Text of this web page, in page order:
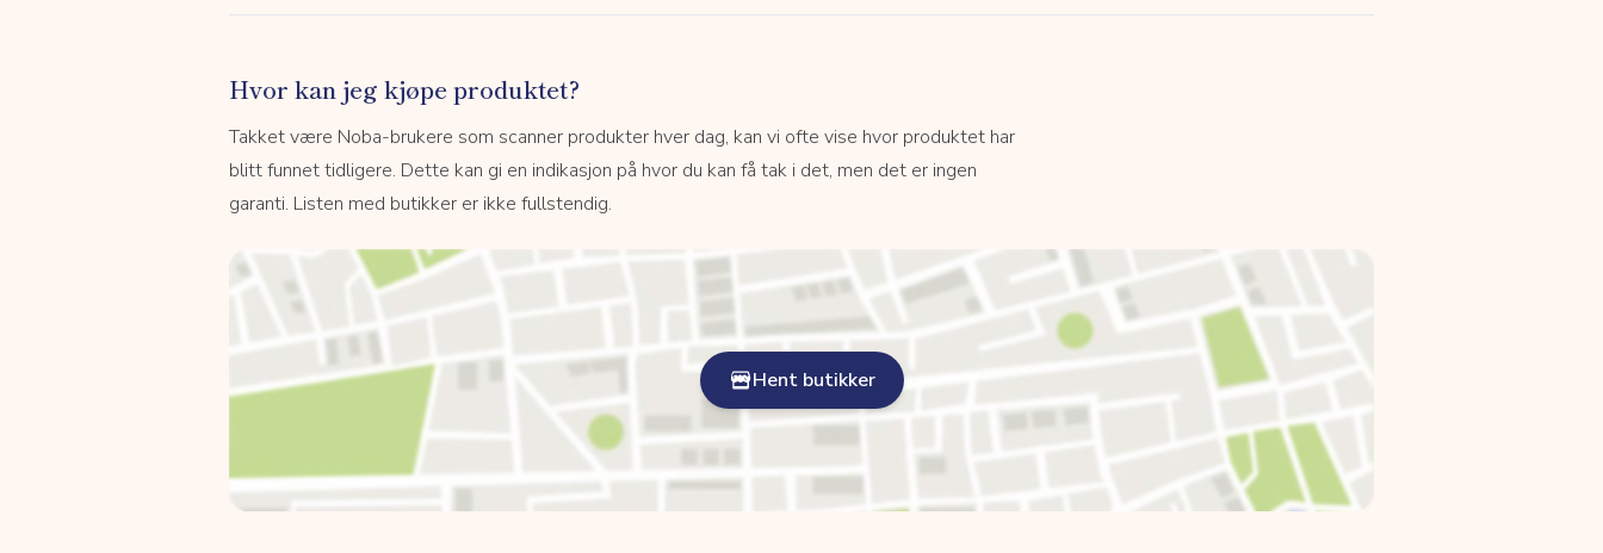
Hvor kan jeg kjøpe produktet?
Takket være Noba-brukere som scanner produkter hver dag, kan vi ofte vise hvor produktet har
blitt funnet tidligere. Dette kan gi en indikasjon på hvor du kan få tak i det, men det er ingen
garanti. Listen med butikker er ikke fullstendig.
Hent butikker